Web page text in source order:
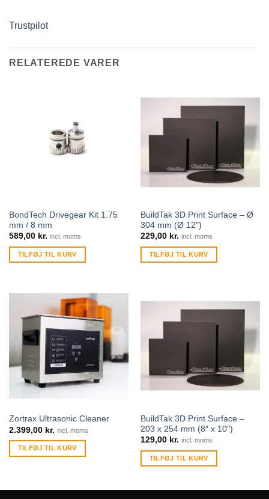
Trustpilot
RELATEREDE VARER
BondTech Drivegear Kit 1.75
mm / 8 mm
589,00 kr. incl. moms
TILFØJ TIL KURV
BuildTak 3D Print Surface – Ø
304 mm (Ø 12″)
229,00 kr. incl. moms
TILFØJ TIL KURV
Zortrax Ultrasonic Cleaner
2.399,00 kr. incl. moms
TILFØJ TIL KURV
BuildTak 3D Print Surface –
203 x 254 mm (8″ x 10″)
129,00 kr. incl. moms
TILFØJ TIL KURV